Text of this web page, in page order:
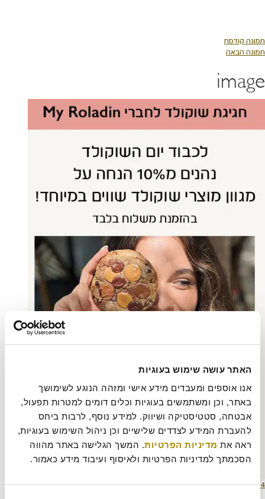
האתר עושה שימוש בעוגיות
ראה את מדיניות הפרטיות
הסכמתך למדיניות הפרטיות ולאיסוף ועיבוד מידע כאמור.
תמונה קודמת
תמונה הבאה
image
פורסם
4 ביולי 2023
מסך
401 × 642